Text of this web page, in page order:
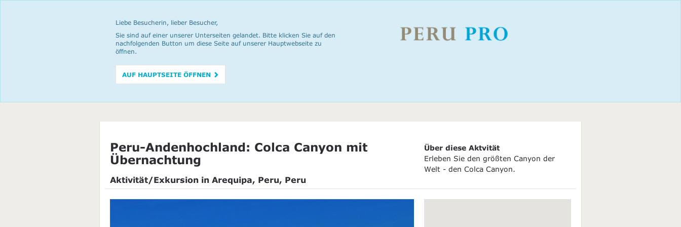
Liebe Besucherin, lieber Besucher,
Sie sind auf einer unserer Unterseiten gelandet. Bitte klicken Sie auf den
nachfolgenden Button um diese Seite auf unserer Hauptwebseite zu
öffnen.
AUF HAUPTSEITE ÖFFNEN
Peru-Andenhochland: Colca Canyon mit
Übernachtung
Aktivität/Exkursion in Arequipa, Peru, Peru
Über diese Aktvität
Erleben Sie den größten Canyon der
Welt - den Colca Canyon.